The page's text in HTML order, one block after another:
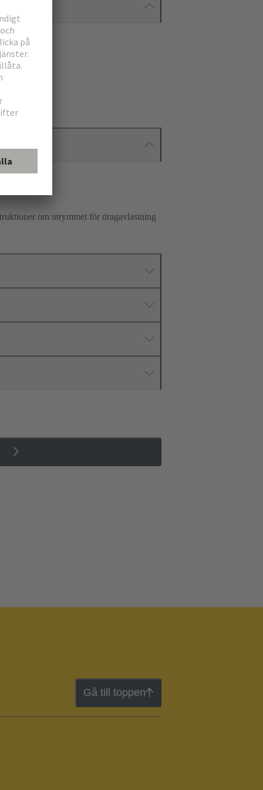
om utrymmet för dragavlastning
Gå till toppen